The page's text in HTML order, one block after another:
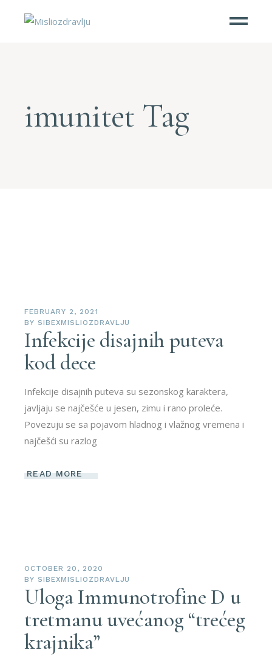
imunitet Tag
FEBRUARY 2, 2021
BY SIBEXMISLIOZDRAVLJU
Infekcije disajnih puteva
kod dece
Infekcije disajnih puteva su sezonskog karaktera,
javljaju se najčešće u jesen, zimu i rano proleće.
Povezuju se sa pojavom hladnog i vlažnog vremena i
najčešći su razlog
READ MORE
OCTOBER 20, 2020
BY SIBEXMISLIOZDRAVLJU
Uloga Immunotrofine D u
tretmanu uvećanog “trećeg
krajnika”